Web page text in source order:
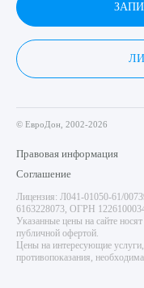
© ЕвроДон, 2002-2026
Правовая информация
Соглашение
Лицензия: Л041-01050-61/
6163228073, ОГРН
Указанные цены на сайте
публичной офертой.
Цены на интересующие
противопоказания,